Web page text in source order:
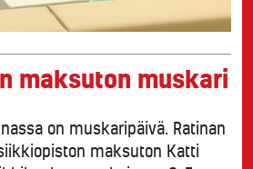
maksuton muskari
on muskaripäivä. Ratinan
maksuton Katti